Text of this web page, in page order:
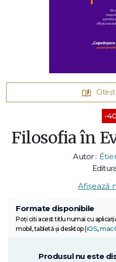
-
Filosofia în
Autor :
Afișează
Formate disponibile
Poți citi acest titlu numai cu
mobil, tabletă și desktop (iOS,
Produsul nu este